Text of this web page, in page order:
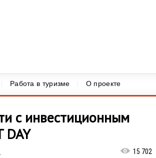
Работа в туризме О проекте
с инвестиционным
DAY
15 702